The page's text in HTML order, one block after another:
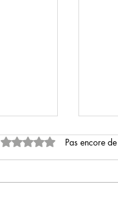
Noté 0 étoile sur 5.
Pas encore